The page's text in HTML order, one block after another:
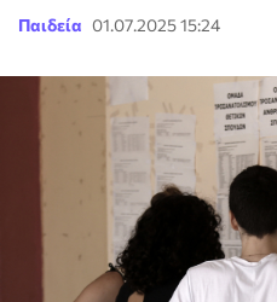
Παιδεία 01.07.2025 15:24